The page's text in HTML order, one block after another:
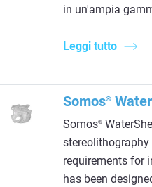
in un'ampia
Leggi tutto
Somos®
Somos®
requirements for
has been